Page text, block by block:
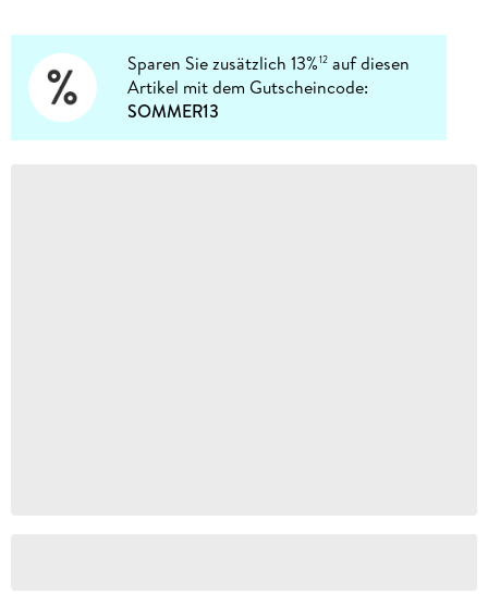
Sparen Sie zusätzlich 13%12 auf diesen
Artikel mit dem Gutscheincode:
SOMMER13